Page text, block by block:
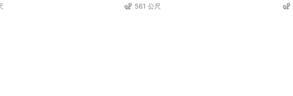
561 公尺